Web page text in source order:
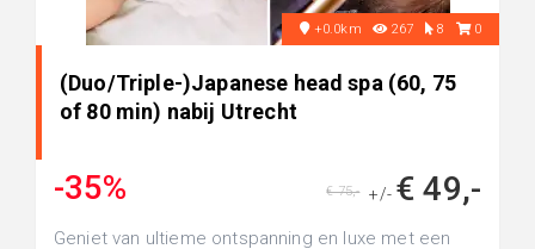
+0.0km 267 8 0
(Duo/Triple-)Japanese head spa (60, 75
of 80 min) nabij Utrecht
-35% +/- € 49,-
€ 75,-
Geniet van ultieme ontspanning en luxe met een